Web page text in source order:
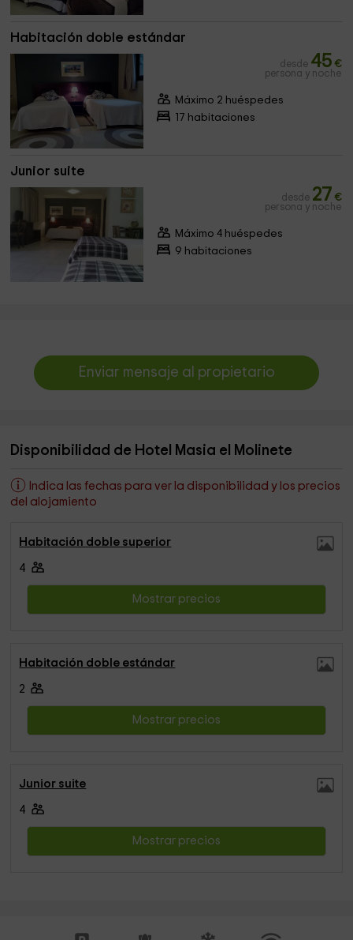
Habitación doble estándar
desde 45 €
persona y noche
Máximo 2 huéspedes
17 habitaciones
Junior suite
desde 27 €
persona y noche
Máximo 4 huéspedes
9 habitaciones
Enviar mensaje al propietario
Disponibilidad de Hotel Masia el Molinete
Indica las fechas para ver la disponibilidad y los precios
del alojamiento
Habitación doble superior
4
Mostrar precios
Habitación doble estándar
2
Mostrar precios
Junior suite
4
Mostrar precios